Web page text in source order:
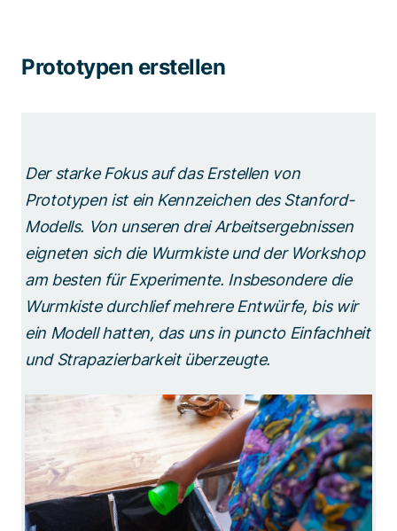
Prototypen erstellen
Der starke Fokus auf das Erstellen von
Prototypen ist ein Kennzeichen des Stanford-
Modells. Von unseren drei Arbeitsergebnissen
eigneten sich die Wurmkiste und der Workshop
am besten für Experimente. Insbesondere die
Wurmkiste durchlief mehrere Entwürfe, bis wir
ein Modell hatten, das uns in puncto Einfachheit
und Strapazierbarkeit überzeugte.